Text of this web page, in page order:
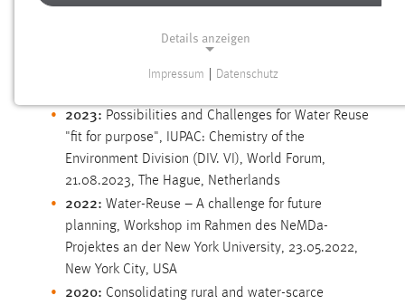
INTERNATIONAL
2023: Possibilities and Challenges for Water Reuse
"fit for purpose", IUPAC: Chemistry of the
Environment Division­ ­­­(DIV. VI), World Forum,
21.08.2023, The Hague, Netherlands
2022: Water-Reuse – A challenge for future
planning, Workshop im Rahmen des NeMDa-
Projektes an der New York ­University, 23.05.2022,
New York City, USA
2020: Consolidating rural and water-scarce
Details anzeigen
Notwendige Cookies ermöglichen grundlegende
Funktionen und sind für die einwandfreie Funktion der
Website erforderlich.
Einverständnis
Name:
cookie_consent
Zweck:
Impressum Datenschutz